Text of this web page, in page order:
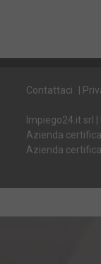
Contattaci
Impiego24.it srl
Azienda
Azienda